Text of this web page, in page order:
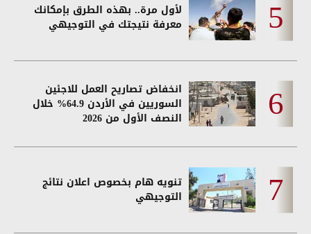
لأول مرة.. بهذه الطرق بإمكانك
معرفة نتيجتك في التوجيهي
انخفاض تصاريح العمل للاجئين
السوريين في الأردن 64.9% خلال
النصف الأول من 2026
تنويه هام بخصوص اعلان نتائج
التوجيهي